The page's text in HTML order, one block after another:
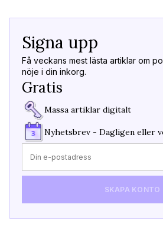
Signa upp
Få veckans mest lästa artiklar om
nöje i din inkorg.
Gratis
Massa artiklar digitalt
Nyhetsbrev - Dagligen eller
SKAPA KONTO